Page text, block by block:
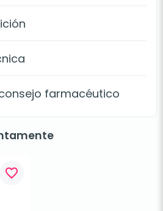
farmacéutico
favorite_border